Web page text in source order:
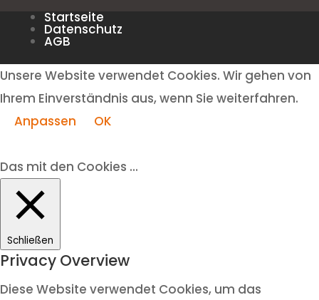
Startseite
Datenschutz
AGB
Unsere Website verwendet Cookies. Wir gehen von
Ihrem Einverständnis aus, wenn Sie weiterfahren.
Anpassen
OK
Das mit den Cookies ...
Schließen
Privacy Overview
Diese Website verwendet Cookies, um das